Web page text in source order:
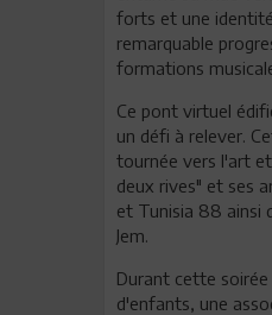
forts et une
remarquable
formations
Ce pont virtuel
un défi à relever.
tournée vers l'art
deux rives" et ses
et Tunisia 88 ainsi
Jem.
Durant cette soirée
d'enfants, une